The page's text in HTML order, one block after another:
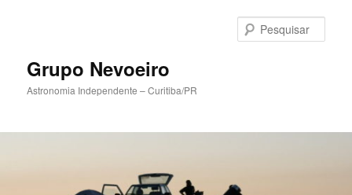
principalGrupo Nevoeiro
Astronomia Independente – Curitiba/PR